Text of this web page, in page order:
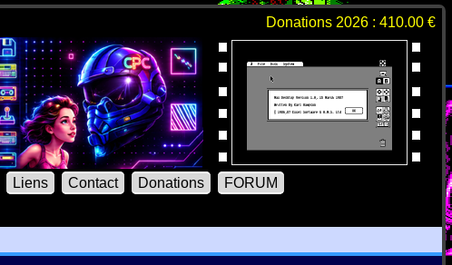
Donations 2026 : 410.00 €
Liens Contact Donations
FORUM